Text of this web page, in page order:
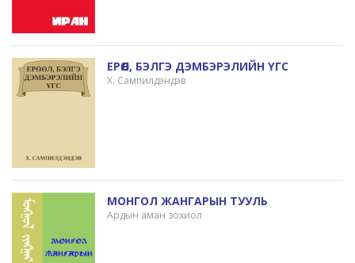
ЕРӨӨЛ, БЭЛГЭ ДЭМБЭРЭЛИЙН ҮГС
Х. Сампилдэндэв
МОНГОЛ ЖАНГАРЫН ТУУЛЬ
Ардын аман зохиол